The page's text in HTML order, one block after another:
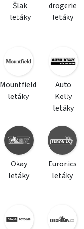
Šlak
letáky
drogerie
letáky
Mountfield
letáky
Auto
Kelly
letáky
Okay
letáky
Euronics
letáky